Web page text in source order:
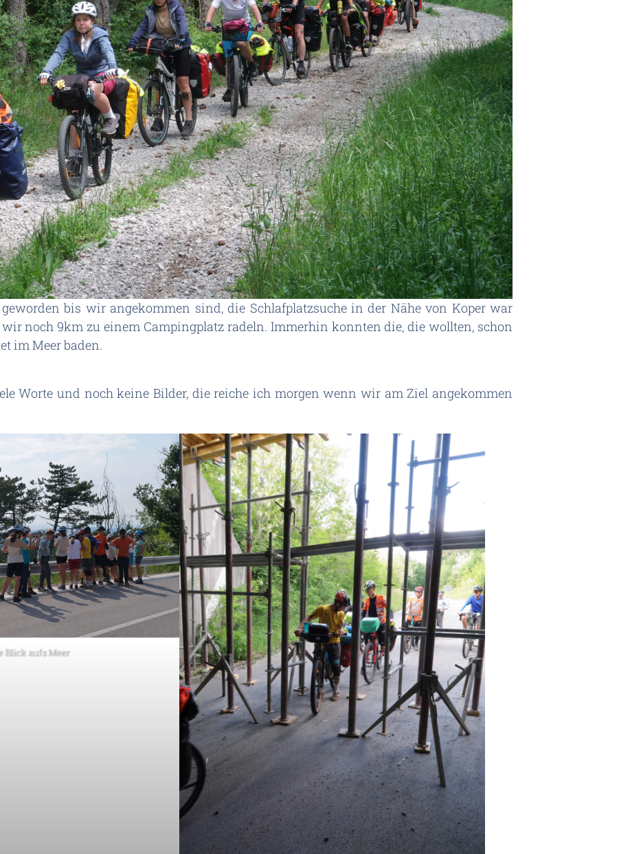
bis wir angekommen sind, die Schlafplatzsuche in der Nähe von Koper war
noch 9km zu einem Campingplatz radeln. Immerhin konnten die, die wollten, schon
im Meer baden.
Worte und noch keine Bilder, die reiche ich morgen wenn wir am Ziel angekommen
Blick aufs Meer